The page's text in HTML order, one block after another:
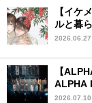
【イケ
ルと暮
2026.06.27
【
ALPHA
2026.07.10